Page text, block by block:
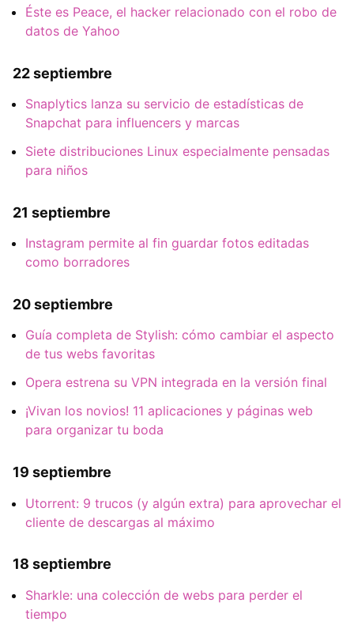
Éste es Peace, el hacker relacionado con el robo de
datos de Yahoo
22 septiembre
Snaplytics lanza su servicio de estadísticas de
Snapchat para influencers y marcas
Siete distribuciones Linux especialmente pensadas
para niños
21 septiembre
Instagram permite al fin guardar fotos editadas
como borradores
20 septiembre
Guía completa de Stylish: cómo cambiar el aspecto
de tus webs favoritas
Opera estrena su VPN integrada en la versión final
¡Vivan los novios! 11 aplicaciones y páginas web
para organizar tu boda
19 septiembre
Utorrent: 9 trucos (y algún extra) para aprovechar el
cliente de descargas al máximo
18 septiembre
Sharkle: una colección de webs para perder el
tiempo